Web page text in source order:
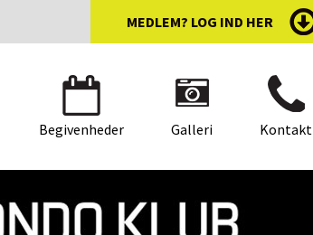
MEDLEM? LOG IND HER
Begivenheder Galleri Kontakt